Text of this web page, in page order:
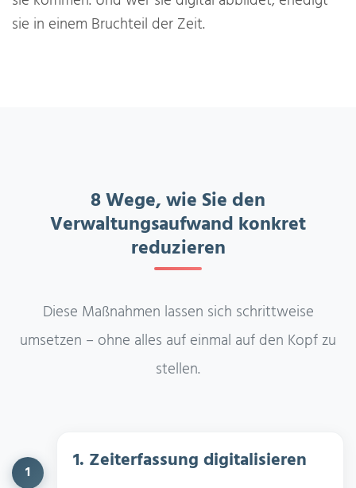
sie in einem Bruchteil der Zeit.
8 Wege, wie Sie den
Verwaltungsaufwand konkret
reduzieren
Diese Maßnahmen lassen sich schrittweise
umsetzen – ohne alles auf einmal auf den Kopf zu
stellen.
1 1. Zeiterfassung digitalisieren